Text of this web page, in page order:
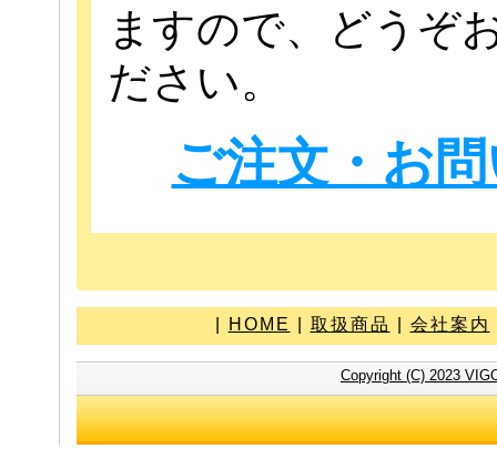
ますので、どうぞ
ださい。
ご注文・お
HOME 取扱商品 会社案内
Copyright (C) 2023